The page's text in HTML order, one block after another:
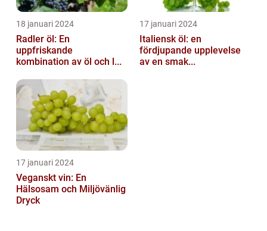
18 januari 2024
Radler öl: En
uppfriskande
kombination av öl och l...
17 januari 2024
Italiensk öl: en
fördjupande upplevelse
av en smak...
17 januari 2024
Veganskt vin: En
Hälsosam och Miljövänlig
Dryck